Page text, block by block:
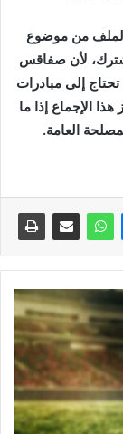
الملف من موضوع
لأن صفاقس
إلى مبادرات
الإجماع إذا ما
العامة.